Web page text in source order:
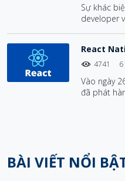
Sự khác
developer
React
4741 6
Vào ngày
đã phát
BÀI VIẾT NỔI